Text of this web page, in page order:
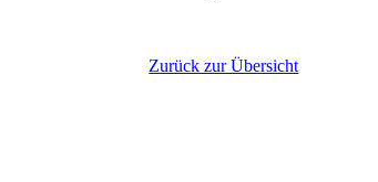
Zurück zur Übersicht